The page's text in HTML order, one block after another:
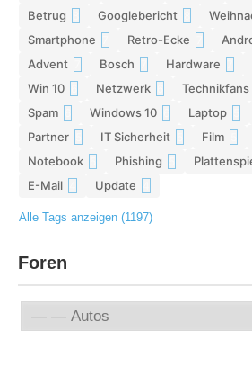
Betrug Googlebericht
Smartphone Retro-Ecke
Advent Bosch Hardware
Win 10 Netzwerk Technikfans
Spam Windows 10 Laptop
Partner IT Sicherheit Film
Notebook Phishing
E-Mail Update
Alle Tags anzeigen (1197)
Foren